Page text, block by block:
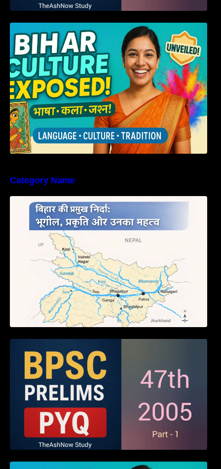
हम बिहारवासी: भाषाओं व संस्कृतियों की धरोहर “हमारा
बिहार”
Category Name
बिहार की नदियों का विस्तृत अध्ययन | Geography of
Rivers in Bihar
Answers (Part – 01)
हम बिहारवासी: भाषाओं व संस्कृतियों की धरोहर “हमारा